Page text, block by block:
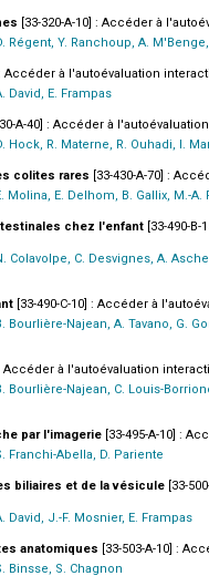
[33-320-A-10] : Accéder à
Y. Ranchoup, A.
: Accéder à l'autoévaluation
E. Frampas
A-40] : Accéder à
R. Materne, R. Ouhadi, I.
colites rares [33-430-A-70] :
E. Delhom, B. Gallix, M.-A.
chez l'enfant [33-490-
C. Desvignes, A.
[33-490-C-10] : Accéder à
Najean, A. Tavano, G.
: Accéder à l'autoévaluation
Najean, C. Louis-
par l'imagerie [33-495-A-10] :
Abella, D. Pariente
biliaires et de la vésicule [33-
J.-F. Mosnier, E. Frampas
anatomiques [33-503-A-10] :
Binsse, S. Chagnon